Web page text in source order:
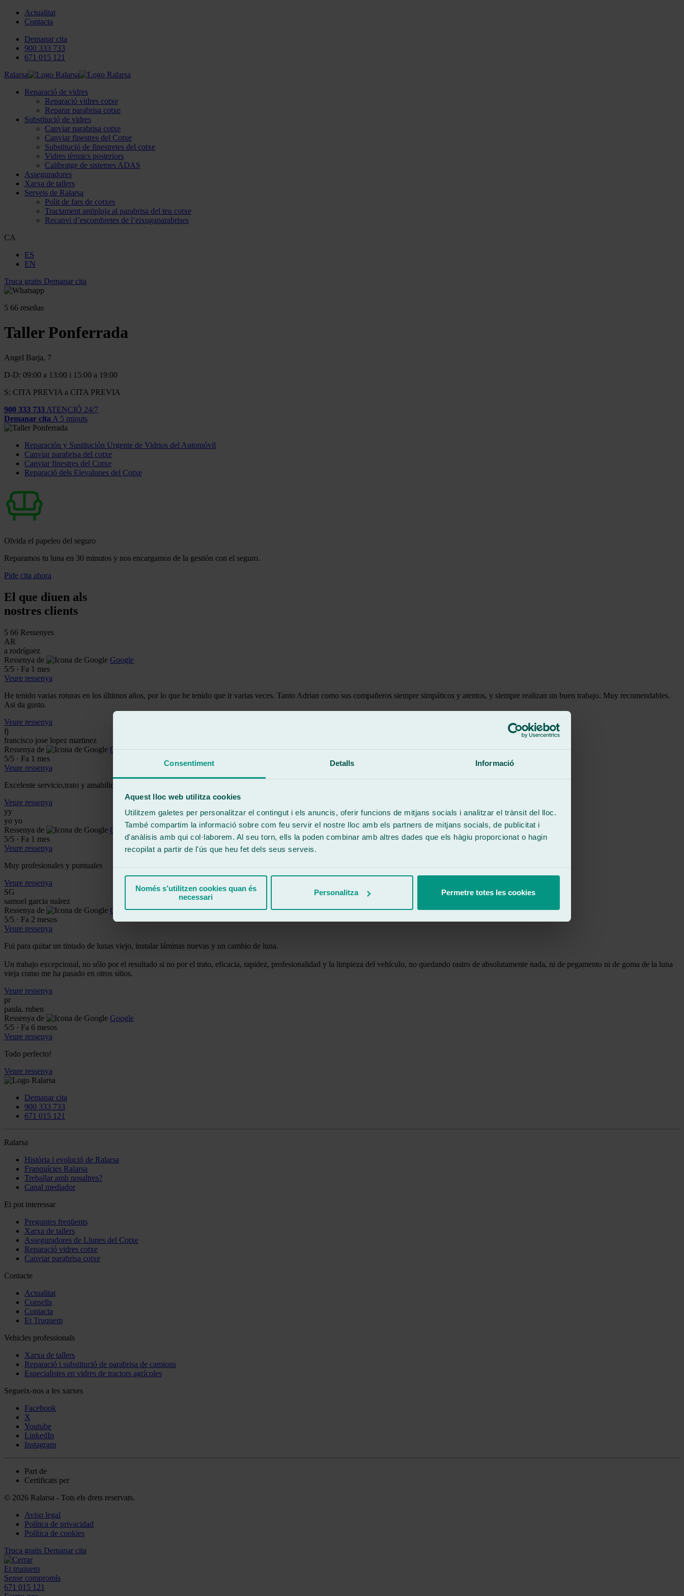
Consentiment Detalls Informació
Aquest lloc web utilitza cookies
Utilitzem galetes per personalitzar el contingut i els anuncis, oferir funcions de mitjans socials i analitzar el trànsit del lloc.
També compartim la informació sobre com feu servir el nostre lloc amb els partners de mitjans socials, de publicitat i
d'anàlisis amb qui col·laborem. Al seu torn, ells la poden combinar amb altres dades que els hàgiu proporcionat o hagin
recopilat a partir de l'ús que heu fet dels seus serveis.
Només s’utilitzen cookies quan és
necessari
Personalitza Permetre totes les cookies
Actualitat
Contacta
Demanar cita
900 333 733
671 015 121
Ralarsa
Reparació de vidres
Reparació vidres cotxe
Reparar parabrisa cotxe
Substitució de vidres
Canviar parabrisa cotxe
Canviar finestres del Cotxe
Substitució de finestretes del cotxe
Vidres tèrmics posteriors
Calibratge de sistemes ADAS
Asseguradores
Xarxa de tallers
Serveis de Ralarsa
Polit de fars de cotxes
Tractament antipluja al parabrisa del teu cotxe
Recanvi d’escombretes de l’eixugaparabrises
CA
ES
EN
Truca gratis Demanar cita
5 66 reseñas
Taller Ponferrada
Angel Barja, 7
D-D: 09:00 a 13:00 i 15:00 a 19:00
S: CITA PREVIA a CITA PREVIA
900 333 733 ATENCIÓ 24/7
Demanar cita A 5 minuts
Reparación y Sustitución Urgente de Vidrios del Automóvil
Canviar parabrisa del cotxe
Canviar finestres del Cotxe
Reparació dels Elevalunes del Cotxe
Olvida el papeleo del seguro
Reparamos tu luna en 30 minutos y nos encargamos de la gestión con el seguro.
Pide cita ahora
El que diuen als
nostres clients
5 66 Ressenyes
AR
a rodríguez
Ressenya de
Google
5/5 · Fa 1 mes
Veure ressenya
He tenido varias roturas en los últimos años, por lo que he tenido que ir varias veces. Tanto Adrian como sus compañeros siempre simpáticos y atentos, y siempre realizan un buen trabajo. Muy recomendables.
Asi da gusto.
Veure ressenya
fj
francisco jose lopez martinez
Ressenya de
Google
5/5 · Fa 1 mes
Veure ressenya
Excelente servicio,trato y amabilidad de 10
Veure ressenya
yy
yo yo
Ressenya de
Google
5/5 · Fa 1 mes
Veure ressenya
Muy profesionales y puntuales
Veure ressenya
SG
samuel garcia suárez
Ressenya de
Google
5/5 · Fa 2 mesos
Veure ressenya
Fui para quitar un tintado de lunas viejo, instalar láminas nuevas y un cambio de luna.
Un trabajo excepcional, no sólo por el resultado si no por el trato, eficacia, rapidez, profesionalidad y la limpieza del vehículo, no quedando rastro de absolutamente nada, ni de pegamento ni de goma de la luna
vieja como me ha pasado en otros sitios.
Veure ressenya
pr
paula. ruben
Ressenya de
Google
5/5 · Fa 6 mesos
Veure ressenya
Todo perfecto!
Veure ressenya
Demanar cita
900 333 733
671 015 121
Ralarsa
Història i evolució de Ralarsa
Franquícies Ralarsa
Treballar amb nosaltres?
Canal mediador
Et pot interessar
Preguntes freqüents
Xarxa de tallers
Asseguradores de Llunes del Cotxe
Reparació vidres cotxe
Canviar parabrisa cotxe
Contacte
Actualitat
Consells
Contacta
Et Truquem
Vehicles professionals
Xarxa de tallers
Reparació i substitució de parabrisa de camions
Especialistes en vidres de tractors agrícoles
Segueix-nos a les xarxes
Facebook
X
Youtube
LinkedIn
Instagram
Part de
Certificats per
© 2026 Ralarsa - Tots els drets reservats.
Aviso legal
Política de privacidad
Política de cookies
Truca gratis Demanar cita
Et truquem
Sense compromís
671 015 121